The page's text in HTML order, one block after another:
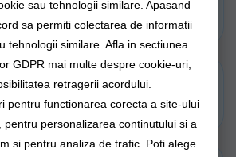
Vergi (Undite)
sau tehnologii similare. Apasand
sa permiti colectarea de informatii
tehnologii similare. Afla in sectiunea
GDPR mai multe despre cookie-uri,
retragerii acordului.
pentru functionarea corecta a site-ului
pentru personalizarea continutului si a
si pentru analiza de trafic. Poti alege